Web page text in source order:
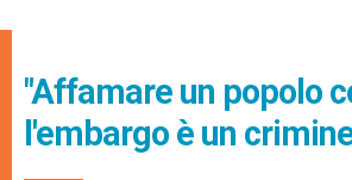
"Affamare un popolo
l'embargo è un